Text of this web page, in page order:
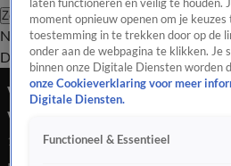
Zoeken
Nieuws van de DagOpinie van de
Dag
Video'sUitzendingen Podcast
VVD gooit deur dicht voor
voor PvdA/GL?
10 juni 2025, 18:52
laten functioneren en veilig te houden.
moment opnieuw openen om je
toestemming in te trekken door op de
onder aan de webpagina te klikken. Je
binnen onze Digitale Diensten worden
onze Cookieverklaring voor meer
Digitale Diensten.
Functioneel & Essentieel